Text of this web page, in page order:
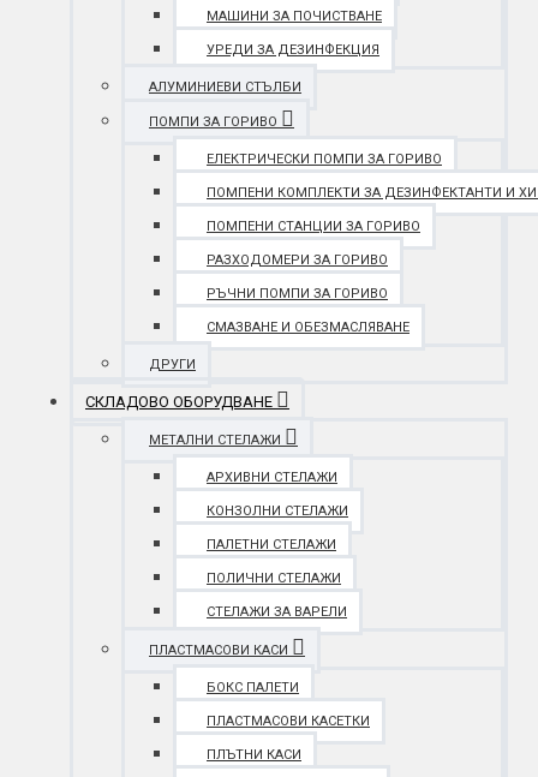
МАШИНИ ЗА ПОЧИСТВАНЕ
УРЕДИ ЗА ДЕЗИНФЕКЦИЯ
АЛУМИНИЕВИ СТЪЛБИ
ПОМПИ ЗА ГОРИВО
ЕЛЕКТРИЧЕСКИ ПОМПИ ЗА ГОРИВО
ПОМПЕНИ КОМПЛЕКТИ ЗА ДЕЗИНФЕКТАНТИ И
ПОМПЕНИ СТАНЦИИ ЗА ГОРИВО
РАЗХОДОМЕРИ ЗА ГОРИВО
РЪЧНИ ПОМПИ ЗА ГОРИВО
СМАЗВАНЕ И ОБЕЗМАСЛЯВАНЕ
ДРУГИ
СКЛАДОВО ОБОРУДВАНЕ
МЕТАЛНИ СТЕЛАЖИ
АРХИВНИ СТЕЛАЖИ
КОНЗОЛНИ СТЕЛАЖИ
ПАЛЕТНИ СТЕЛАЖИ
ПОЛИЧНИ СТЕЛАЖИ
СТЕЛАЖИ ЗА ВАРЕЛИ
ПЛАСТМАСОВИ КАСИ
БОКС ПАЛЕТИ
ПЛАСТМАСОВИ КАСЕТКИ
ПЛЪТНИ КАСИ